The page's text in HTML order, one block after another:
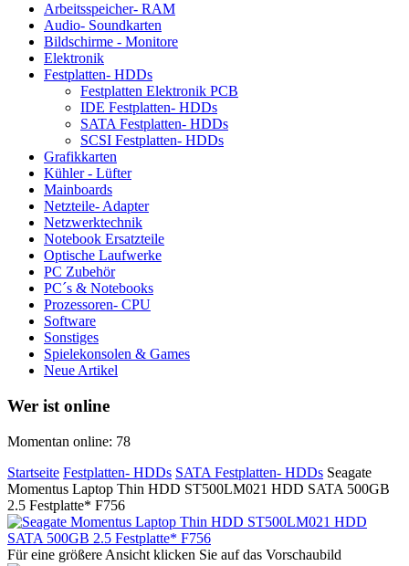
Arbeitsspeicher- RAM
Audio- Soundkarten
Bildschirme - Monitore
Elektronik
Festplatten- HDDs
Festplatten Elektronik PCB
IDE Festplatten- HDDs
SATA Festplatten- HDDs
SCSI Festplatten- HDDs
Grafikkarten
Kühler - Lüfter
Mainboards
Netzteile- Adapter
Netzwerktechnik
Notebook Ersatzteile
Optische Laufwerke
PC Zubehör
PC´s & Notebooks
Prozessoren- CPU
Software
Sonstiges
Spielekonsolen & Games
Neue Artikel
Wer ist online
Momentan online: 78
Startseite Festplatten- HDDs SATA Festplatten- HDDs Seagate
Momentus Laptop Thin HDD ST500LM021 HDD SATA 500GB
2.5 Festplatte* F756
Für eine größere Ansicht klicken Sie auf das Vorschaubild